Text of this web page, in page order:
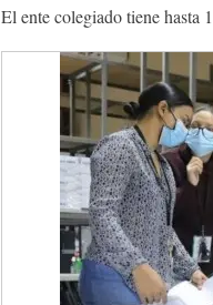
El ente colegiado tiene hasta